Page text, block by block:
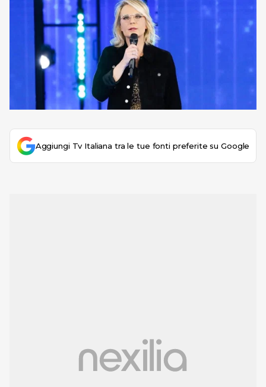
Aggiungi Tv Italiana tra le tue fonti preferite su Google